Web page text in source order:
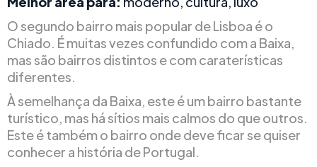
O segundo bairro mais popular de Lisboa é o
Chiado. É muitas vezes confundido com a Baixa,
mas são bairros distintos e com caraterísticas
diferentes.
À semelhança da Baixa, este é um bairro bastante
turístico, mas há sítios mais calmos do que outros.
Este é também o bairro onde deve ficar se quiser
conhecer a história de Portugal.